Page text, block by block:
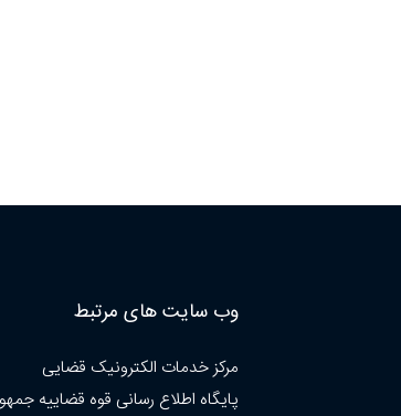
وب سایت های مرتبط
مرکز خدمات الکترونیک قضایی
پایگاه اطلاع رسانی قوه قضاییه